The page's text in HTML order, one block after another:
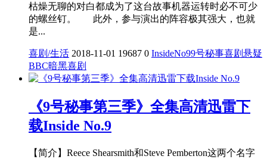
枯燥无聊的对白都成为了这台故事机器运转时必不可少
的螺丝钉。 此外，参与演出的阵容极其强大，也就
是...
喜剧/生活 2018-11-01 19687 0 InsideNo99号秘事喜剧悬疑
BBC暗黑喜剧
《9号秘事第三季》全集高清迅雷下
载Inside No.9
【简介】Reece Shearsmith和Steve Pemberton这两个名字